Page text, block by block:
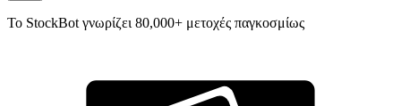
Το StockBot γνωρίζει 80,000+ μετοχές παγκοσμίως